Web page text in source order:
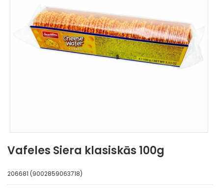
Vafeles Siera klasiskās 100g
206681 (9002859063718)